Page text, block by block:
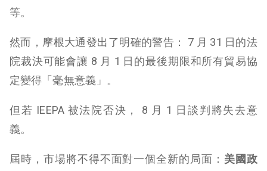
等。
然而，摩根大通發出了明確的警告： 7 月 31 日的法
院裁決可能會讓 8 月 1 日的最後期限和所有貿易協
定變得「毫無意義」。
但若 IEEPA 被法院否決， 8 月 1 日談判將失去意
義。
屆時，市場將不得不面對一個全新的局面： 美國政